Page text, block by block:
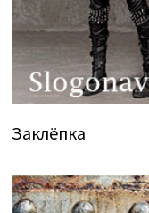
Заклёпка